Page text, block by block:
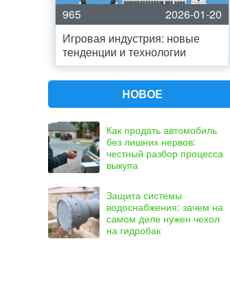
965
2026-01-20
Игровая индустрия: новые
тенденции и технологии
НОВОЕ
Как продать автомобиль
без лишних нервов:
честный разбор процесса
выкупа
Защита системы
водоснабжения: зачем на
самом деле нужен чехол
на гидробак